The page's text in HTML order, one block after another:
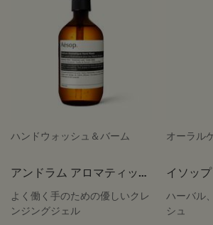
ハンドウォッシュ＆バーム
アンドラム アロマティック
ハンドウォッシュ
よく働く手のための優しいクレ
ンジングジェル
オーラル
イソッ
スプレー
ハーバル
シュ